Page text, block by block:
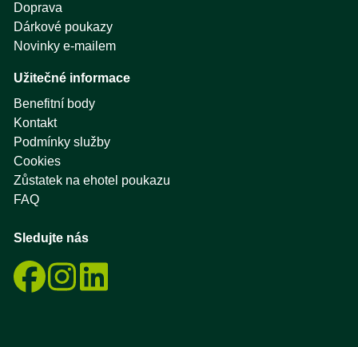
Doprava
Dárkové poukazy
Novinky e-mailem
Užitečné informace
Benefitní body
Kontakt
Podmínky služby
Cookies
Zůstatek na ehotel poukazu
FAQ
Sledujte nás